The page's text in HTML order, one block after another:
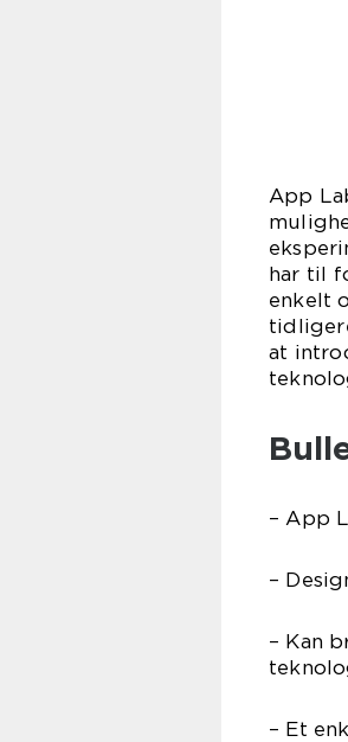
App
har til
enkelt
at
– App
–
– Kan
– Et